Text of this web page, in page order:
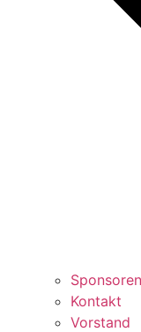
Sponsoren
Kontakt
Vorstand